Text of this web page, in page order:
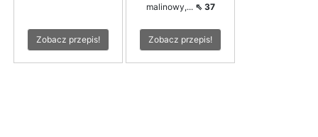
Zobacz przepis!
malinowy,... ⇖ 37
Zobacz przepis!